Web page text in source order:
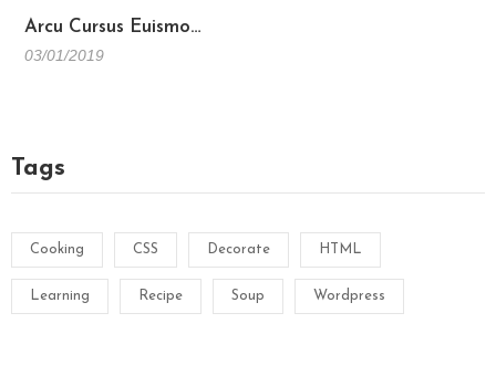
Arcu Cursus Euismo…
03/01/2019
Tags
Cooking CSS Decorate HTML
Learning Recipe Soup Wordpress